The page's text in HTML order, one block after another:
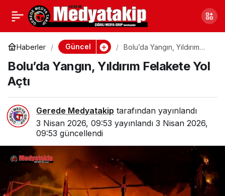
Haberler Güncel
Bolu’da Yangın, Yıldırım
Bolu’da Yangın, Yıldırım Felakete Yol
Açtı
Gerede Medyatakip tarafından yayınlandı
3 Nisan 2026, 09:53 yayınlandı 3 Nisan 2026,
09:53 güncellendi
Bolu’da Yangın, Yıldırım
Felakete Yol Açtı
0